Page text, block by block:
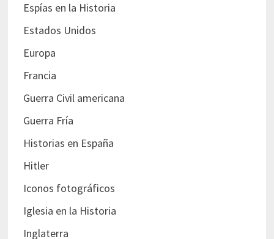
Espías en la Historia
Estados Unidos
Europa
Francia
Guerra Civil americana
Guerra Fría
Historias en España
Hitler
Iconos fotográficos
Iglesia en la Historia
Inglaterra